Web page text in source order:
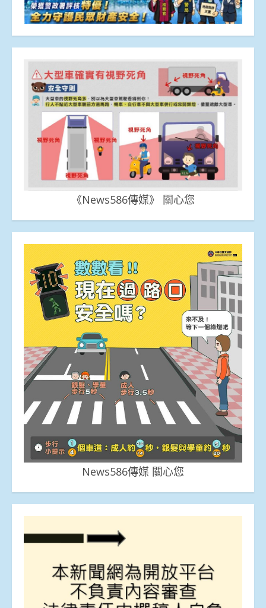
《News586傳媒》 關心您
News586傳媒 關心您